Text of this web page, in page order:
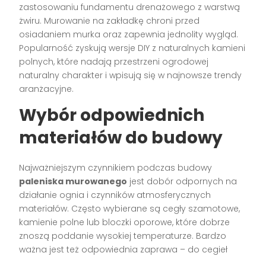
zastosowaniu fundamentu drenażowego z warstwą
żwiru. Murowanie na zakładkę chroni przed
osiadaniem murka oraz zapewnia jednolity wygląd.
Popularność zyskują wersje DIY z naturalnych kamieni
polnych, które nadają przestrzeni ogrodowej
naturalny charakter i wpisują się w najnowsze trendy
aranżacyjne.
Wybór odpowiednich
materiałów do budowy
Najważniejszym czynnikiem podczas budowy
paleniska murowanego jest dobór odpornych na
działanie ognia i czynników atmosferycznych
materiałów. Często wybierane są cegły szamotowe,
kamienie polne lub bloczki oporowe, które dobrze
znoszą poddanie wysokiej temperaturze. Bardzo
ważna jest też odpowiednia zaprawa – do cegieł